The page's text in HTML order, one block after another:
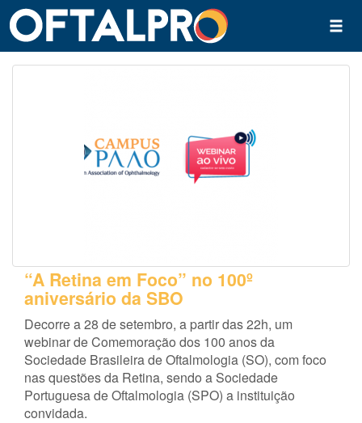
“A Retina em Foco” no 100º
aniversário da SBO
Decorre a 28 de setembro, a partir das 22h, um
webinar de Comemoração dos 100 anos da
Sociedade Brasileira de Oftalmologia (SO), com foco
nas questões da Retina, sendo a Sociedade
Portuguesa de Oftalmologia (SPO) a instituição
convidada.